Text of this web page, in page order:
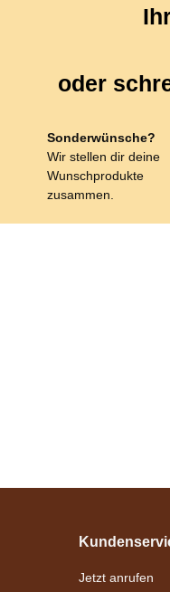
oder
Sonderwünsche?
Wir stellen dir deine
Wunschprodukte
zusammen.
Jetzt anrufen